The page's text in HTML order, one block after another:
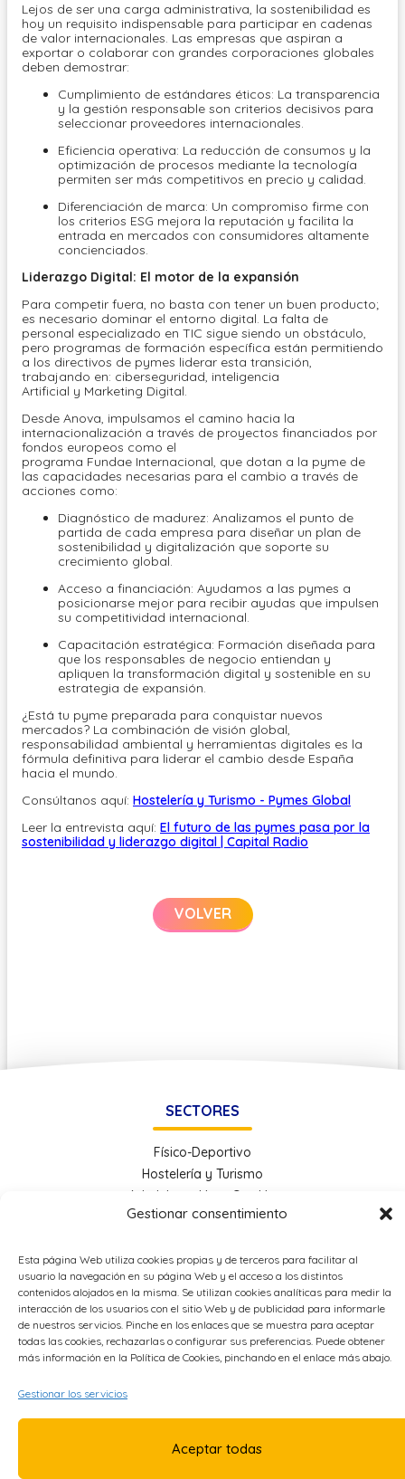
Gestionar consentimiento
Esta página Web utiliza cookies propias y de terceros para facilitar al
usuario la navegación en su página Web y el acceso a los distintos
contenidos alojados en la misma. Se utilizan cookies analíticas para medir la
interacción de los usuarios con el sitio Web y de publicidad para informarle
de nuestros servicios. Pinche en los enlaces que se muestra para aceptar
todas las cookies, rechazarlas o configurar sus preferencias. Puede obtener
más información en la Política de Cookies, pinchando en el enlace más abajo.
Gestionar los servicios
Aceptar todas
Lejos de ser una carga administrativa, la sostenibilidad es
hoy un requisito indispensable para participar en cadenas
de valor internacionales. Las empresas que aspiran a
exportar o colaborar con grandes corporaciones globales
deben demostrar:
Cumplimiento de estándares éticos: La transparencia
y la gestión responsable son criterios decisivos para
seleccionar proveedores internacionales.
Eficiencia operativa: La reducción de consumos y la
optimización de procesos mediante la tecnología
permiten ser más competitivos en precio y calidad.
Diferenciación de marca: Un compromiso firme con
los criterios ESG mejora la reputación y facilita la
entrada en mercados con consumidores altamente
concienciados.
Liderazgo Digital: El motor de la expansión
Para competir fuera, no basta con tener un buen producto;
es necesario dominar el entorno digital. La falta de
personal especializado en TIC sigue siendo un obstáculo,
pero programas de formación específica están permitiendo
a los directivos de pymes liderar esta transición,
trabajando en: ciberseguridad, inteligencia
Artificial y Marketing Digital.
Desde Anova, impulsamos el camino hacia la
internacionalización a través de proyectos financiados por
fondos europeos como el
programa Fundae Internacional, que dotan a la pyme de
las capacidades necesarias para el cambio a través de
acciones como:
Diagnóstico de madurez: Analizamos el punto de
partida de cada empresa para diseñar un plan de
sostenibilidad y digitalización que soporte su
crecimiento global.
Acceso a financiación: Ayudamos a las pymes a
posicionarse mejor para recibir ayudas que impulsen
su competitividad internacional.
Capacitación estratégica: Formación diseñada para
que los responsables de negocio entiendan y
apliquen la transformación digital y sostenible en su
estrategia de expansión.
¿Está tu pyme preparada para conquistar nuevos
mercados? La combinación de visión global,
responsabilidad ambiental y herramientas digitales es la
fórmula definitiva para liderar el cambio desde España
hacia el mundo.
Consúltanos aquí: Hostelería y Turismo - Pymes Global
Leer la entrevista aquí: El futuro de las pymes pasa por la
sostenibilidad y liderazgo digital | Capital Radio
VOLVER
SECTORES
Físico-Deportivo
Hostelería y Turismo
Administración y Gestión
Economía e Industria Digital
Energía
Metal
OTROS ENLACES
Aviso Legal